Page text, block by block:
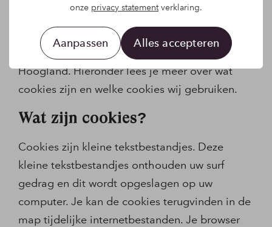
onze privacy statementverklaring.
Aanpassen Alles accepteren
zoals Google Analytics ook cookies geplaatst
ten behoeve van gegevensverzameling voor
het verbeteren van de website Robert
Hoogland. Hieronder lees je meer over wat
cookies zijn en welke cookies wij gebruiken.
Wat zijn cookies?
Cookies zijn kleine tekstbestandjes. Deze
kleine tekstbestandjes onthouden uw surf
gedrag en dit wordt opgeslagen op uw
computer. Je kan de cookies terugvinden in de
map tijdelijke internetbestanden. Je browser